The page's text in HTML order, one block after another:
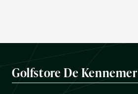
Golfstore De Kennemer